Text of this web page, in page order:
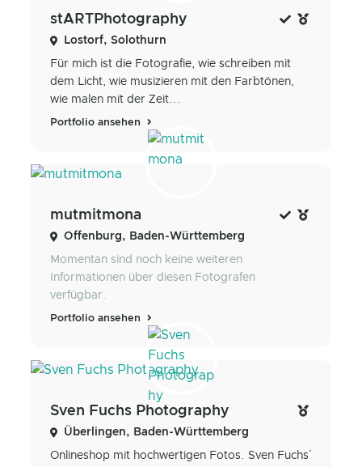
stARTPhotography
Lostorf, Solothurn
Für mich ist die Fotografie, wie schreiben mit
dem Licht, wie musizieren mit den Farbtönen,
wie malen mit der Zeit...
Portfolio ansehen
mutmitmona
Offenburg, Baden-Württemberg
Momentan sind noch keine weiteren
Informationen über diesen Fotografen
verfügbar.
Portfolio ansehen
Sven Fuchs Photography
Überlingen, Baden-Württemberg
Onlineshop mit hochwertigen Fotos. Sven Fuchs´